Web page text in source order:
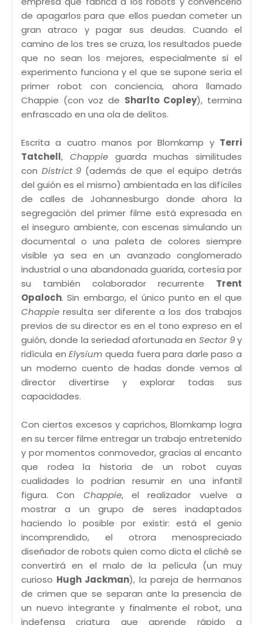
de apagarlos para que ellos puedan cometer un
gran atraco y pagar sus deudas. Cuando el
camino de los tres se cruza, los resultados puede
que no sean los mejores, especialmente si el
experimento funciona y el que se supone sería el
primer robot con conciencia, ahora llamado
Chappie (con voz de Sharlto Copley), termina
enfrascado en una ola de delitos.
Escrita a cuatro manos por Blomkamp y Terri
Tatchell, Chappieguarda muchas similitudes
con District 9 (además de que el equipo detrás
del guión es el mismo) ambientada en las difíciles
de calles de Johannesburgo donde ahora la
segregación del primer filme está expresada en
el inseguro ambiente, con escenas simulando un
documental o una paleta de colores siempre
visible ya sea en un avanzado conglomerado
industrial o una abandonada guarida, cortesía por
su también colaborador recurrente Trent
Opaloch. Sin embargo, el único punto en el que
Chappie resulta ser diferente a los dos trabajos
previos de su director es en el tono expreso en el
guión, donde la seriedad afortunada en Sector 9y
ridícula enElysium queda fuera para darle paso a
un moderno cuento de hadas donde vemos al
director divertirse y explorar todas sus
capacidades.
Con ciertos excesos y caprichos, Blomkamp logra
en su tercer filme entregar un trabajo entretenido
y por momentos conmovedor, gracias al encanto
que rodea la historia de un robot cuyas
cualidades lo podrían resumir en una infantil
figura. Con Chappie, el realizador vuelve a
mostrar a un grupo de seres inadaptados
haciendo lo posible por existir: está el genio
incomprendido, el otrora menospreciado
diseñador de robots quien como dicta el cliché se
convertirá en el malo de la película (un muy
curioso Hugh Jackman), la pareja de hermanos
de crimen que se separan ante la presencia de
un nuevo integrante y finalmente el robot, una
indefensa criatura que aprende rápido a